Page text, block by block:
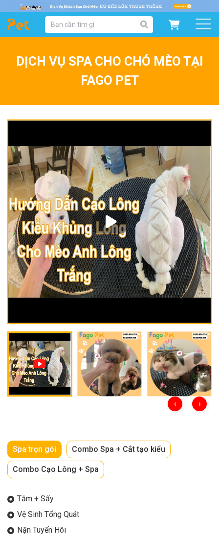
DANH MỤC SẢN PHẨM
SẨN PHẨM THEO THƯƠNG HIỆU
GIỚI THIỆU
DỊCH VỤ
Dịch vụ cắt tỉa lông chó
mèo
Dịch vụ huấn luyện chó
Dịch vụ mua bán chó
mèo
Dịch vụ phối giống chó
mèo
spa cho thú cưng
Thông tin về chó
Thông tin về mèo
CHÍNH SÁCH
Chính sách mua hàng
DỊCH VỤ SPA CHO CHÓ MÈO TẠI
FAGO PET
‹ ›
Spa trọn gói Combo Spa + Cắt tạo kiểu
Combo Cạo Lông + Spa
Tắm + Sấy
Vệ Sinh Tổng Quát
Nặn Tuyến Hôi